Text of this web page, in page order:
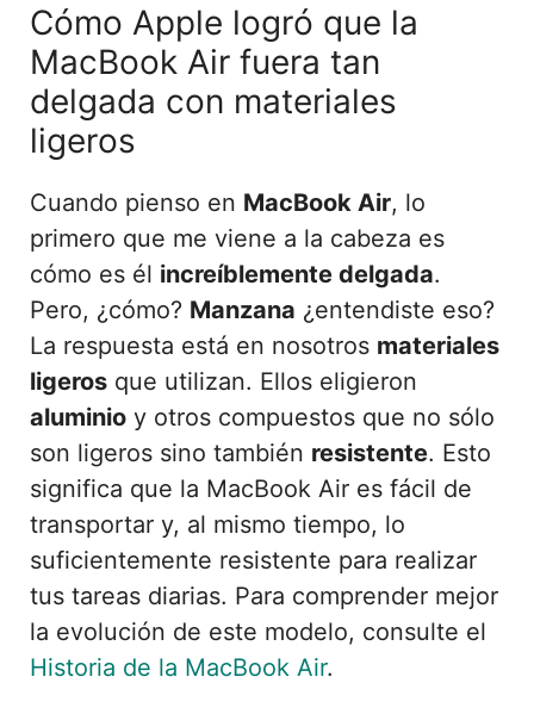
Cómo Apple logró que la
MacBook Air fuera tan
delgada con materiales
ligeros
Cuando pienso en MacBook Air, lo
primero que me viene a la cabeza es
cómo es él increíblemente delgada.
Pero, ¿cómo? Manzana ¿entendiste eso?
La respuesta está en nosotros materiales
ligeros que utilizan. Ellos eligieron
aluminio y otros compuestos que no sólo
son ligeros sino también resistente. Esto
significa que la MacBook Air es fácil de
transportar y, al mismo tiempo, lo
suficientemente resistente para realizar
tus tareas diarias. Para comprender mejor
la evolución de este modelo, consulte el
Historia de la MacBook Air.